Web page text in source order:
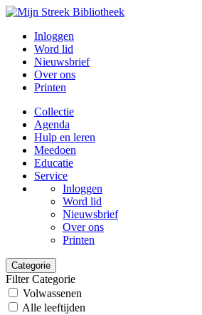
Inloggen
Word lid
Nieuwsbrief
Over ons
Printen
Collectie
Agenda
Hulp en leren
Meedoen
Educatie
Service
Inloggen
Word lid
Nieuwsbrief
Over ons
Printen
Categorie
Filter Categorie
Volwassenen
Alle leeftijden